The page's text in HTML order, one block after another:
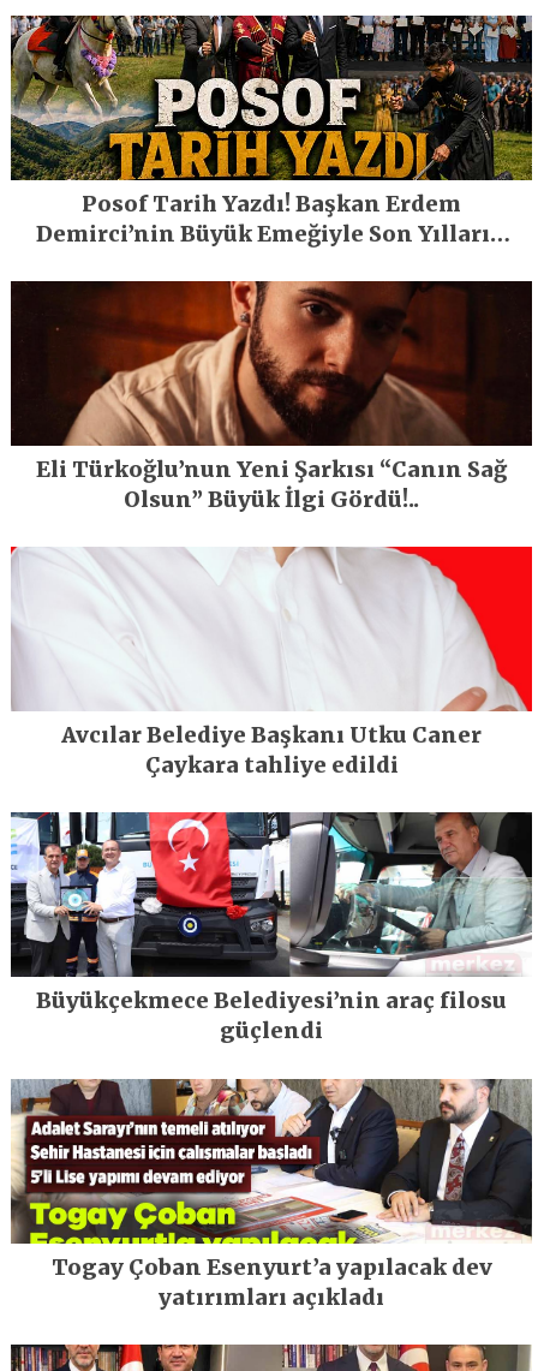
Posof Tarih Yazdı! Başkan Erdem
Demirci’nin Büyük Emeğiyle Son Yılların
Eli Türkoğlu’nun Yeni Şarkısı “Canın Sağ
Olsun” Büyük İlgi Gördü!..
Avcılar Belediye Başkanı Utku Caner
Çaykara tahliye edildi
Büyükçekmece Belediyesi’nin araç filosu
güçlendi
Togay Çoban Esenyurt’a yapılacak dev
yatırımları açıkladı